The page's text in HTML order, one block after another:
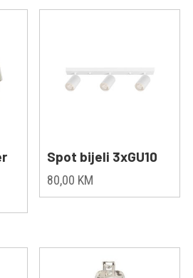
Spot bijeli 3xGU10
80,00 KM